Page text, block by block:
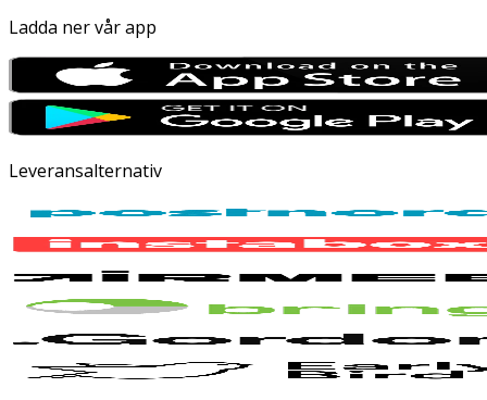
Ladda ner vår app
Leveransalternativ